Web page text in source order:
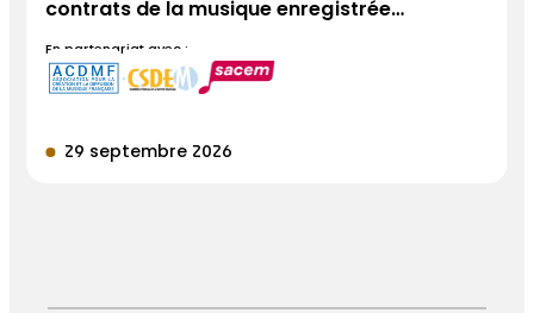
contrats de la musique enregistrée…
En partenariat avec :
29 septembre 2026